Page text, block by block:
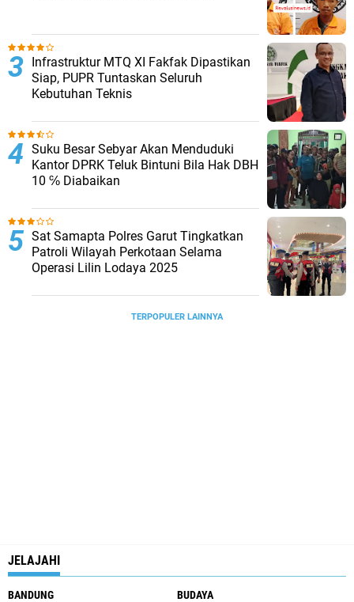
Infrastruktur MTQ XI Fakfak Dipastikan
Siap, PUPR Tuntaskan Seluruh
Kebutuhan Teknis
Suku Besar Sebyar Akan Menduduki
Kantor DPRK Teluk Bintuni Bila Hak DBH
10 ℅ Diabaikan
Sat Samapta Polres Garut Tingkatkan
Patroli Wilayah Perkotaan Selama
Operasi Lilin Lodaya 2025
TERPOPULER LAINNYA
JELAJAHI
BANDUNG BUDAYA